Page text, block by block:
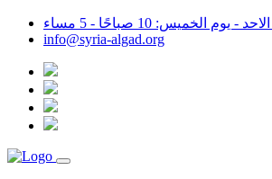
info@syria-algad.org